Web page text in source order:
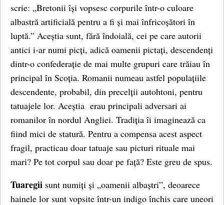
scrie: „Bretonii își vopsesc corpurile într-o culoare
albastră artificială pentru a fi și mai înfricoșători în
luptă.” Aceștia sunt, fără îndoială, cei pe care autorii
antici i-ar numi picți, adică oamenii pictați, descendenți
dintr-o confederație de mai multe grupuri care trăiau în
principal în Scoția. Romanii numeau astfel populațiile
descendente, probabil, din precelții autohtoni, pentru
tatuajele lor. Aceștia erau principali adversari ai
romanilor în nordul Angliei. Tradiția îi imaginează ca
fiind mici de statură. Pentru a compensa acest aspect
fragil, practicau doar tatuaje sau picturi rituale mai
mari? Pe tot corpul sau doar pe față? Este greu de spus.
Tuaregii sunt numiți și „oamenii albaștri”, deoarece
hainele lor sunt vopsite într-un indigo închis care uneori